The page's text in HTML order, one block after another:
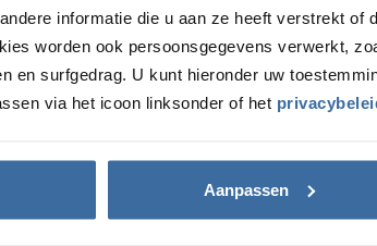
informatie die u aan ze heeft verstrekt of
worden ook persoonsgegevens verwerkt,
en surfgedrag. U kunt hieronder uw
via het icoon linksonder of het
Aanpassen
advies
bestelling of een
Vul